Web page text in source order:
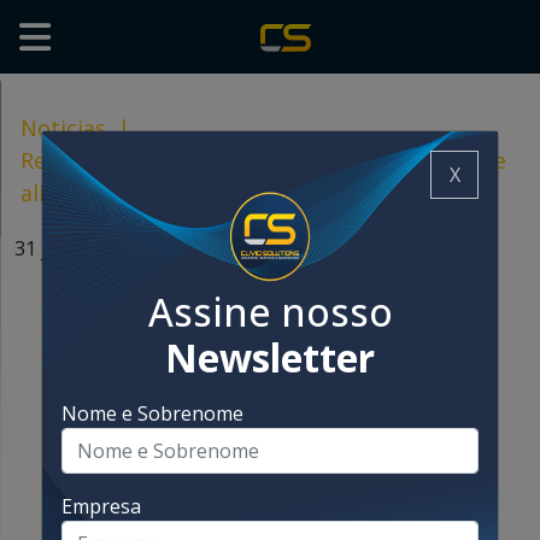
Noticias |
Recuperação de subprodutos na fabricação de
alimentos para pets
31 julio, 2024
X
Assine nosso
Newsletter
Nome e Sobrenome
Empresa